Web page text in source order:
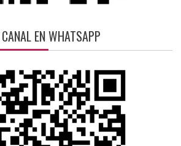
EN WHATSAPP